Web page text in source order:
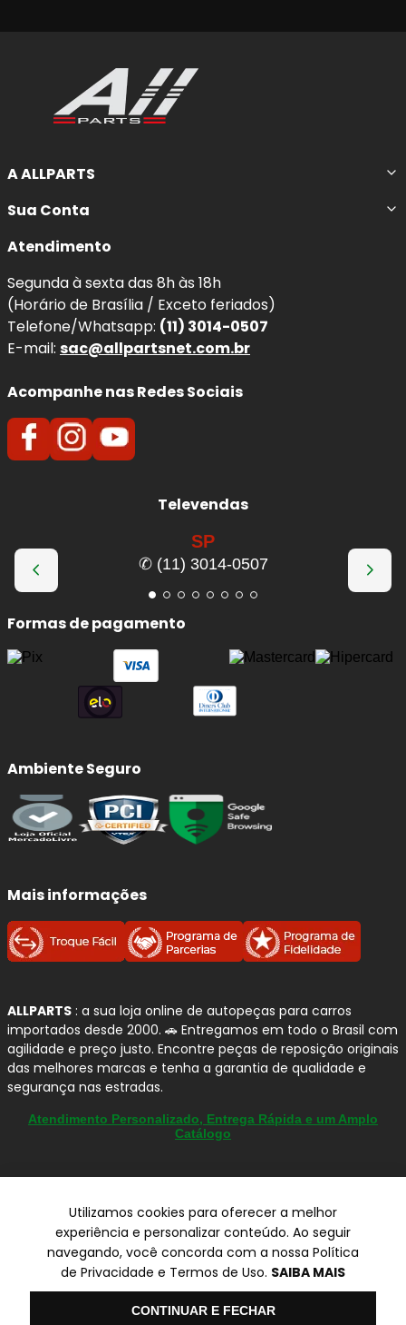
A ALLPARTS
Sua Conta
Atendimento
Segunda à sexta das 8h às 18h
(Horário de Brasília / Exceto feriados)
Telefone/Whatsapp: (11) 3014-0507
E-mail: sac@allpartsnet.com.br
Acompanhe nas Redes Sociais
Televendas
SP
✆ (11) 3014-0507
Formas de pagamento
Ambiente Seguro
Mais informações
ALLPARTS : a sua loja online de autopeças para carros
importados desde 2000. 🚗 Entregamos em todo o Brasil com
agilidade e preço justo. Encontre peças de reposição originais
das melhores marcas e tenha a garantia de qualidade e
segurança nas estradas.
Atendimento Personalizado, Entrega Rápida e um Amplo
Catálogo
© Copyright 2000-2026
ALLPARTS Com. de Peças Automotivas Ltda.
CNPJ 03.724.695/0001-42 - Av. Avelino Capellato, 450 - Santa
Claudina - Vinhedo/SP - CEP 13284-480.
Preços, condições de pagamento e frete exclusivos para compras via
internet utilizando CPF, podendo variar na Loja Física e Televendas.
Utilizamos cookies para oferecer a melhor
experiência e personalizar conteúdo. Ao seguir
navegando, você concorda com a nossa Política
de Privacidade e Termos de Uso. SAIBA MAIS
CONTINUAR E FECHAR